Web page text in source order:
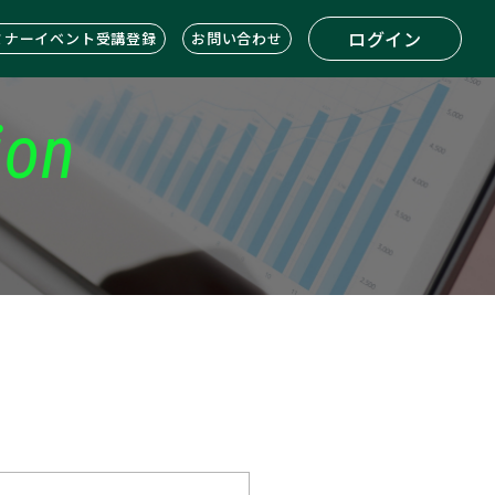
ナーイベント受講登録 お問い合わせ ログイン